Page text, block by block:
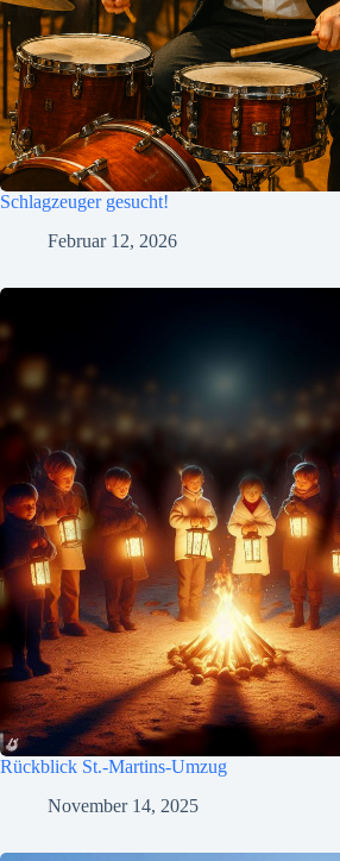
Schlagzeuger gesucht!
Februar 12, 2026
Rückblick St.-Martins-Umzug
November 14, 2025